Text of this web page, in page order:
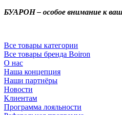
БУАРОН – особое внимание к
Все товары категории
Все товары бренда Boiron
О нас
Наша концепция
Наши партнёры
Новости
Клиентам
Программа лояльности